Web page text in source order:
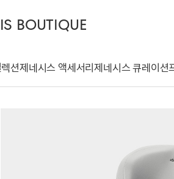
BOUTIQUE
션제네시스 액세서리제네시스 큐레이션